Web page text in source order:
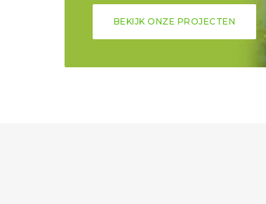
BEKIJK ONZE PROJECTEN